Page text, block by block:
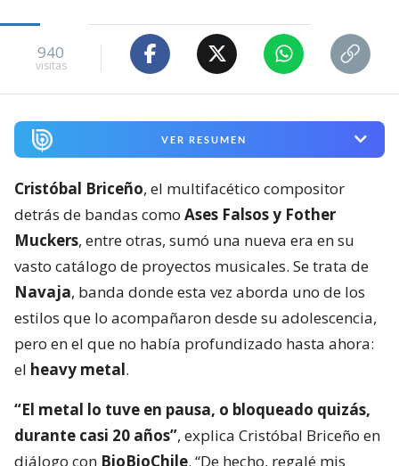
940
visitas
VER RESUMEN
Cristóbal Briceño, el multifacético compositor
detrás de bandas como Ases Falsos y Fother
Muckers, entre otras, sumó una nueva era en su
vasto catálogo de proyectos musicales. Se trata de
Navaja, banda donde esta vez aborda uno de los
estilos que lo acompañaron desde su adolescencia,
pero en el que no había profundizado hasta ahora:
el heavy metal.
“El metal lo tuve en pausa, o bloqueado quizás,
durante casi 20 años”, explica Cristóbal Briceño en
diálogo con BioBioChile. “De hecho, regalé mis